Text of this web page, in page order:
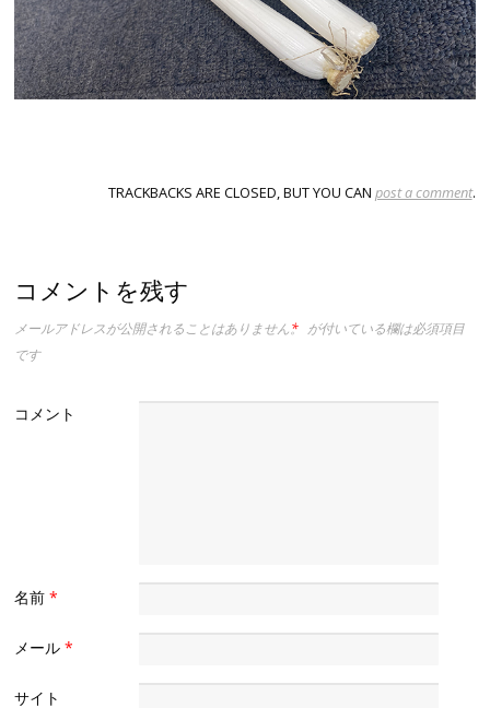
TRACKBACKS ARE CLOSED, BUT YOU CAN post a comment.
コメントを残す
メールアドレスが公開されることはありません。
* が付いている欄は必須項目
です
コメント
名前*
メール*
サイト